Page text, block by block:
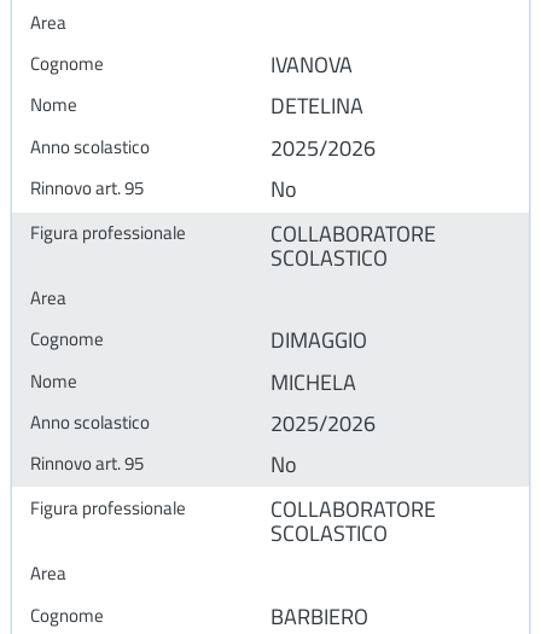
IVANOVA
DETELINA
2025/2026
No
COLLABORATORE
SCOLASTICO
DIMAGGIO
MICHELA
2025/2026
No
COLLABORATORE
SCOLASTICO
BARBIERO